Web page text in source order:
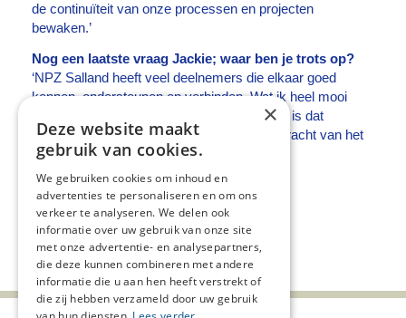
de continuïteit van onze processen en projecten
bewaken.’
Nog een laatste vraag Jackie; waar ben je trots op?
‘NPZ Salland heeft veel deelnemers die elkaar goed
kennen, ondersteunen en verbinden. Wat ik heel mooi
vind om te zien en waar ik ook trots op ben, is dat
iedereen heel betrokken is. Dat is echt de kracht van het
netwerk.’
Deel deze pagina:
×
Deze website maakt
gebruik van cookies.
We gebruiken cookies om inhoud en
advertenties te personaliseren en om ons
verkeer te analyseren. We delen ook
informatie over uw gebruik van onze site
met onze advertentie- en analysepartners,
die deze kunnen combineren met andere
informatie die u aan hen heeft verstrekt of
die zij hebben verzameld door uw gebruik